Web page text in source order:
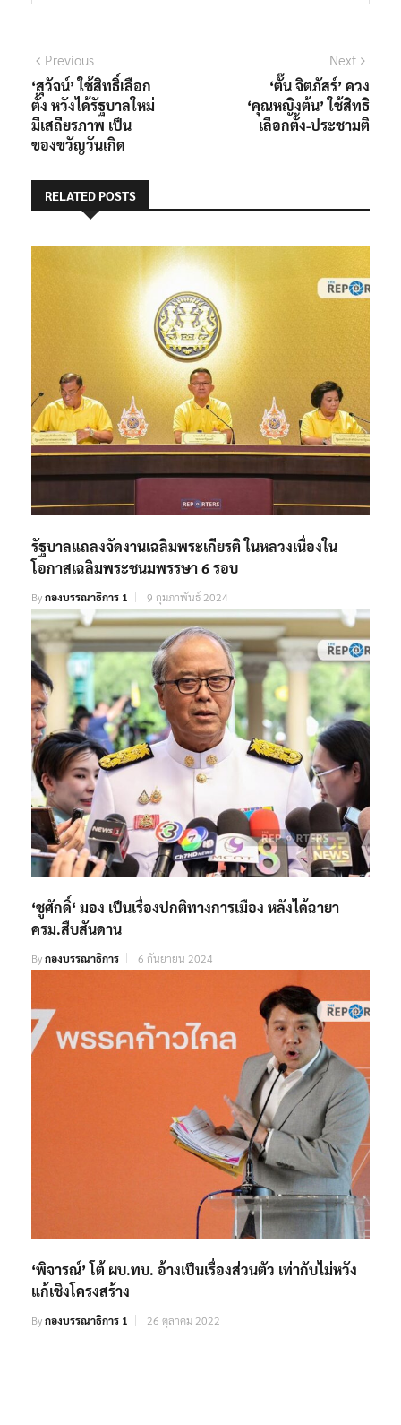
แนะแนว
เรื่อง
PreviousPrevious
post:
‘สุวัจน์’ ใช้สิทธิ์เลือก
ตั้ง หวังได้รัฐบาลใหม่
มีเสถียรภาพ เป็น
ของขวัญวันเกิด
Next
‘ตั๊น จิตภัสร์’ ควง
‘คุณหญิงต้น’ ใช้สิทธิ
เลือกตั้ง-ประชามติ
RELATED POSTS
รัฐบาลแถลงจัดงานเฉลิมพระเกียรติ ในหลวงเนื่องใน
โอกาสเฉลิมพระชนมพรรษา 6 รอบ
Byกองบรรณาธิการ 1 9 กุมภาพันธ์ 2024
‘ชูศักดิ์‘ มอง เป็นเรื่องปกติทางการเมือง หลังได้ฉายา
ครม.สืบสันดาน
Byกองบรรณาธิการ 6 กันยายน 2024
‘พิจารณ์’ โต้ ผบ.ทบ. อ้างเป็นเรื่องส่วนตัว เท่ากับไม่หวัง
แก้เชิงโครงสร้าง
Byกองบรรณาธิการ 1 26 ตุลาคม 2022